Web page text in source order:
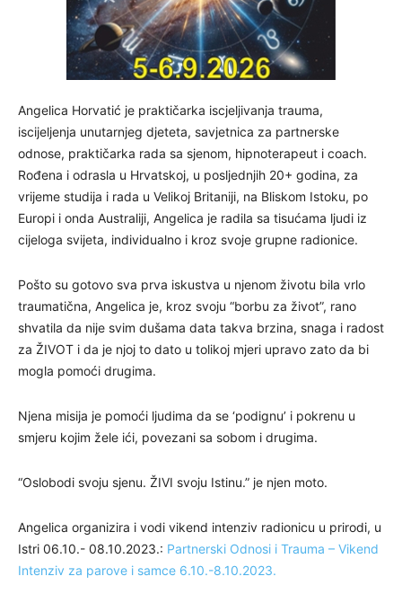
Angelica Horvatić je praktičarka iscjeljivanja trauma,
iscijeljenja unutarnjeg djeteta, savjetnica za partnerske
odnose, praktičarka rada sa sjenom, hipnoterapeut i coach.
Rođena i odrasla u Hrvatskoj, u posljednjih 20+ godina, za
vrijeme studija i rada u Velikoj Britaniji, na Bliskom Istoku, po
Europi i onda Australiji, Angelica je radila sa tisućama ljudi iz
cijeloga svijeta, individualno i kroz svoje grupne radionice.
Pošto su gotovo sva prva iskustva u njenom životu bila vrlo
traumatična, Angelica je, kroz svoju “borbu za život”, rano
shvatila da nije svim dušama data takva brzina, snaga i radost
za ŽIVOT i da je njoj to dato u tolikoj mjeri upravo zato da bi
mogla pomoći drugima.
Njena misija je pomoći ljudima da se ‘podignu’ i pokrenu u
smjeru kojim žele ići, povezani sa sobom i drugima.
“Oslobodi svoju sjenu. ŽIVI svoju Istinu.” je njen moto.
Angelica organizira i vodi vikend intenziv radionicu u prirodi, u
Istri 06.10.- 08.10.2023.: Partnerski Odnosi i Trauma – Vikend
Intenziv za parove i samce 6.10.-8.10.2023.